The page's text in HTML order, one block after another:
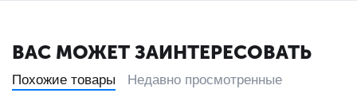
ВАС МОЖЕТ ЗАИНТЕРЕСОВАТЬ
Похожие товары Недавно просмотренные